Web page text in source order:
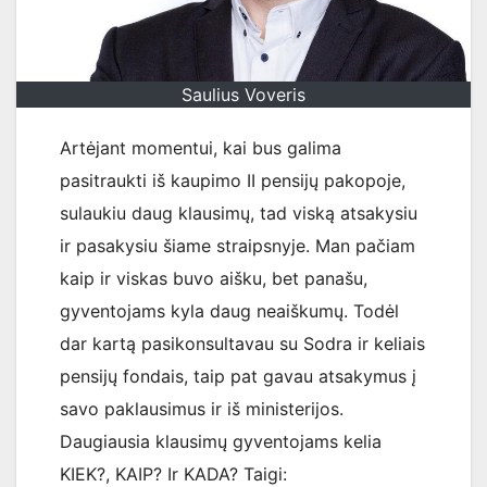
Saulius Voveris
Artėjant momentui, kai bus galima
pasitraukti iš kaupimo II pensijų pakopoje,
sulaukiu daug klausimų, tad viską atsakysiu
ir pasakysiu šiame straipsnyje. Man pačiam
kaip ir viskas buvo aišku, bet panašu,
gyventojams kyla daug neaiškumų. Todėl
dar kartą pasikonsultavau su Sodra ir keliais
pensijų fondais, taip pat gavau atsakymus į
savo paklausimus ir iš ministerijos.
Daugiausia klausimų gyventojams kelia
KIEK?, KAIP? Ir KADA? Taigi: